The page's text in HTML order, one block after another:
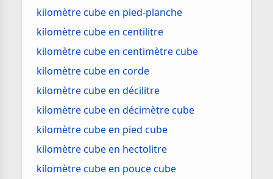
kilomètre cube en pied-planche
kilomètre cube en centilitre
kilomètre cube en centimètre cube
kilomètre cube en corde
kilomètre cube en décilitre
kilomètre cube en décimètre cube
kilomètre cube en pied cube
kilomètre cube en hectolitre
kilomètre cube en pouce cube